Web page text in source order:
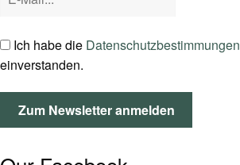
Ich habe die Datenschutzbestimmungen
einverstanden.